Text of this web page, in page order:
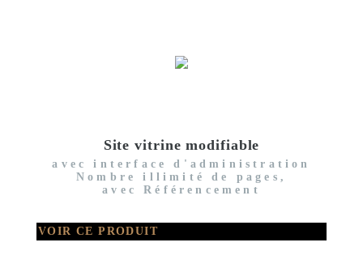
Site vitrine modifiable
avec interface d'administration
Nombre illimité de pages,
avec Référencement
VOIR CE PRODUIT